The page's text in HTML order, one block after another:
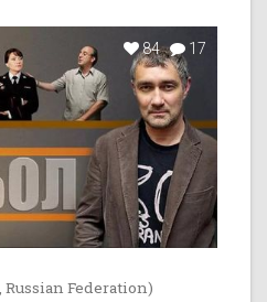
84 17
Russian Federation)